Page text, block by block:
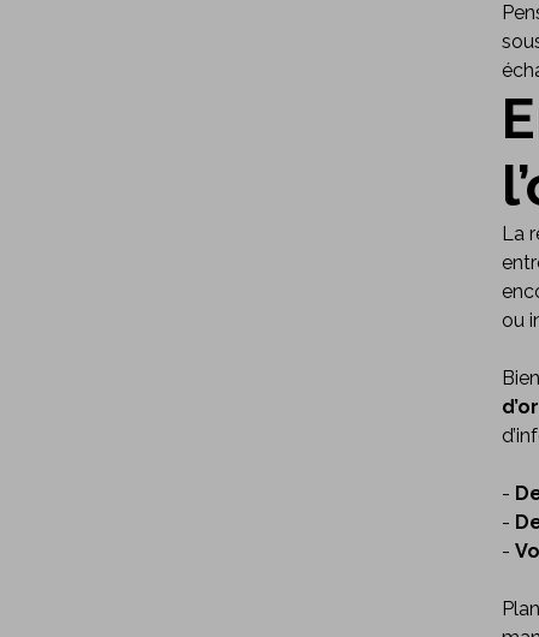
La
ou
-
-
-